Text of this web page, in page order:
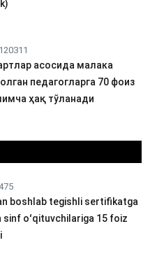
120311
асосида малака
педагогларга 70 фоиз
ҳақ тўланади
475
boshlab tegishli sertifikatga
sinf oʻqituvchilariga 15 foiz